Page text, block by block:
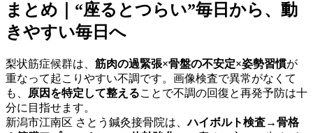
まとめ｜“座るとつらい”毎日から、動
きやすい毎日へ
梨状筋症候群は、 筋肉の過緊張×骨盤の不安定×姿勢習慣が
重なって起こりやすい不調です。画像検査で異常がなくて
も、
原因を特定して整えることで不調の回復と再発予防は十
分に目指せます。
新潟市江南区 さとう鍼灸接骨院は、ハイボルト検査→骨格